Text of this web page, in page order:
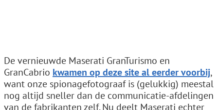
De vernieuwde Maserati GranTurismo en
GranCabrio kwamen op deze site al eerder voorbij,
want onze spionagefotograaf is (gelukkig) meestal
nog altijd sneller dan de communicatie-afdelingen
van de fabrikanten zelf. Nu deelt Maserati echter